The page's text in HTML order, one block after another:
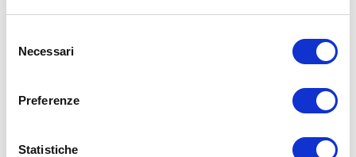
delNecessari
Preferenze
Statistiche